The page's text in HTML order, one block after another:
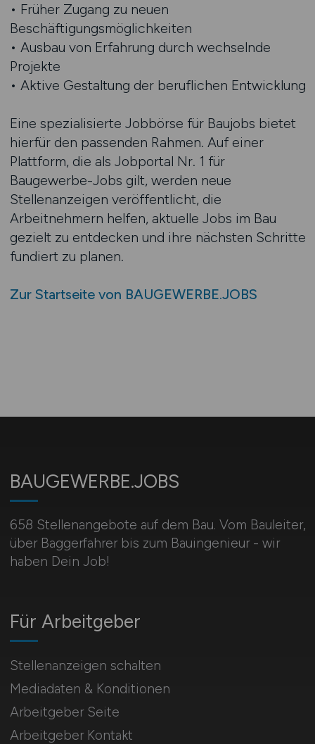
• Früher Zugang zu neuen
Beschäftigungsmöglichkeiten
• Ausbau von Erfahrung durch wechselnde
Projekte
• Aktive Gestaltung der beruflichen Entwicklung
Eine spezialisierte Jobbörse für Baujobs bietet
hierfür den passenden Rahmen. Auf einer
Plattform, die als Jobportal Nr. 1 für
Baugewerbe-Jobs gilt, werden neue
Stellenanzeigen veröffentlicht, die
Arbeitnehmern helfen, aktuelle Jobs im Bau
gezielt zu entdecken und ihre nächsten Schritte
fundiert zu planen.
Zur Startseite von BAUGEWERBE.JOBS
BAUGEWERBE.JOBS
658 Stellenangebote auf dem Bau. Vom Bauleiter,
über Baggerfahrer bis zum Bauingenieur - wir
haben Dein Job!
Für Arbeitgeber
Stellenanzeigen schalten
Mediadaten & Konditionen
Arbeitgeber Seite
Arbeitgeber Kontakt